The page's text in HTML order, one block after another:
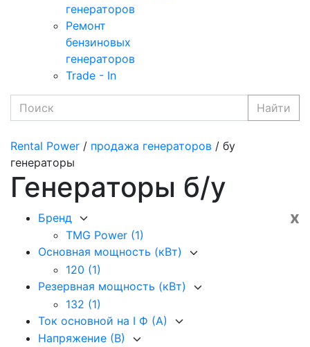
генераторов
Ремонт
бензиновых
генераторов
Trade - In
Найти
Rental Power / продажа генераторов / бу
генераторы
Генераторы б/у
x
Бренд
TMG Power (1)
Основная мощность (кВт)
120 (1)
Резервная мощность (кВт)
132 (1)
Ток основной на I Ф (А)
Напряжение (В)